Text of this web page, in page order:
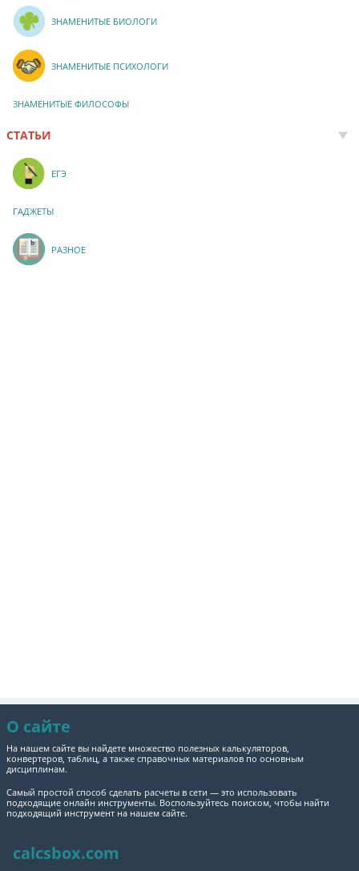
ЗНАМЕНИТЫЕ БИОЛОГИ
ЗНАМЕНИТЫЕ ПСИХОЛОГИ
ЗНАМЕНИТЫЕ ФИЛОСОФЫ
СТАТЬИ
ЕГЭ
ГАДЖЕТЫ
РАЗНОЕ
О сайте
На нашем сайте вы найдете множество полезных калькуляторов,
конвертеров, таблиц, а также справочных материалов по основным
дисциплинам.
Самый простой способ сделать расчеты в сети — это использовать
подходящие онлайн инструменты. Воспользуйтесь поиском, чтобы найти
подходящий инструмент на нашем сайте.
calcsbox.com